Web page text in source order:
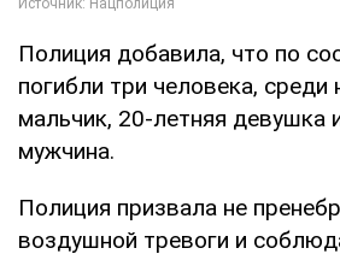
Полиция добавила, что по
погибли три человека, среди
мальчик, 20-летняя девушка
мужчина.
Полиция призвала не
воздушной тревоги и